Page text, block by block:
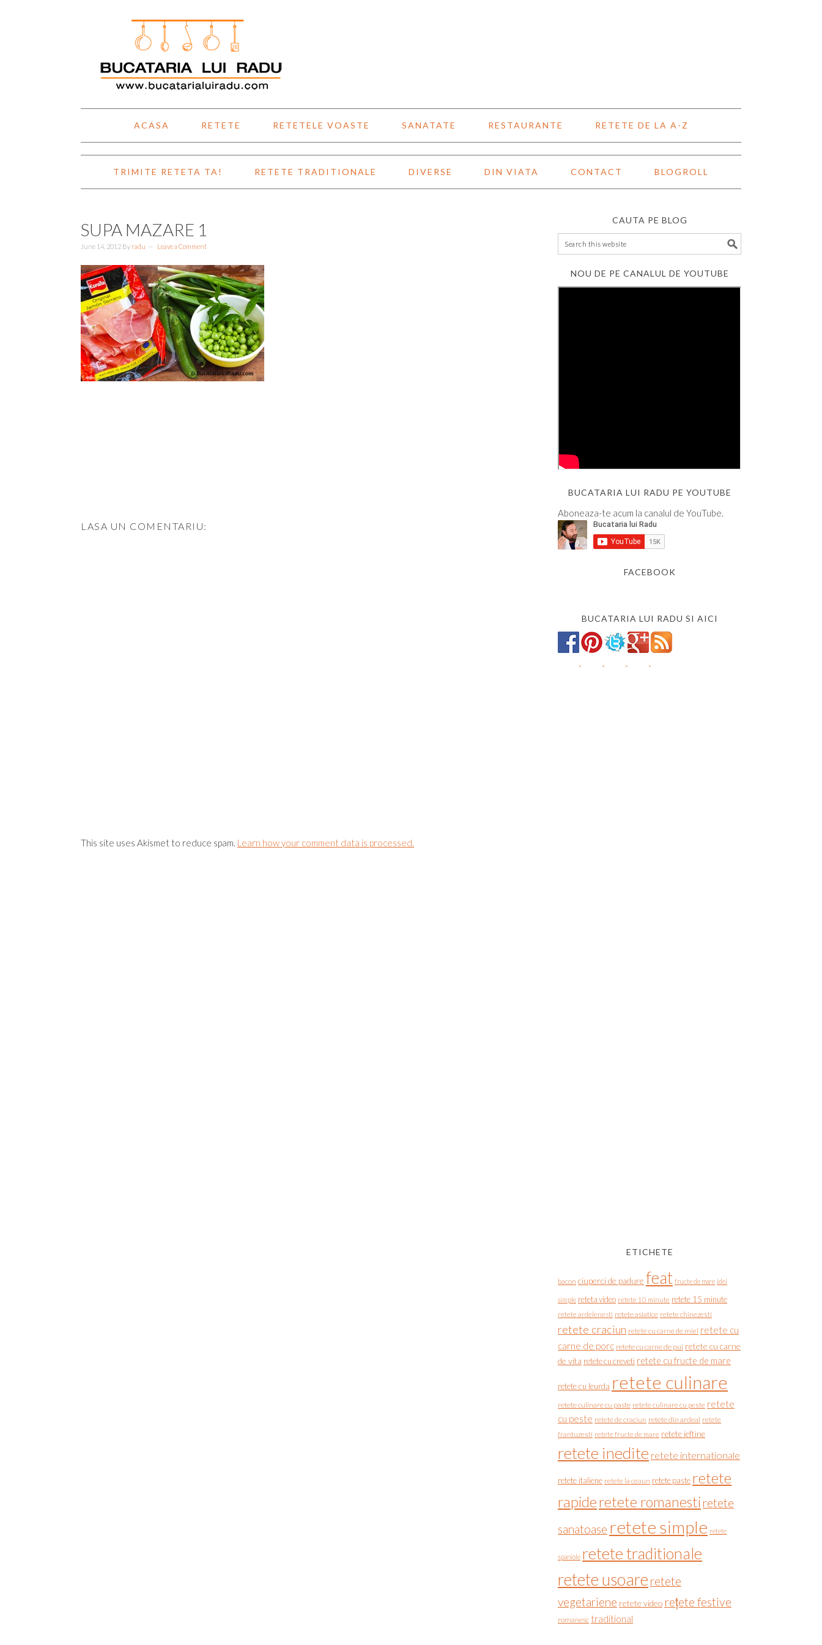
ACASA RETETE RETETELE VOASTE SANATATE RESTAURANTE RETETE DE LA A-Z
TRIMITE RETETA TA! RETETE TRADITIONALE DIVERSE DIN VIATA CONTACT BLOGROLL
SUPA MAZARE 1
June 14, 2012 By radu Leave a Comment
LASA UN COMENTARIU:
This site uses Akismet to reduce spam. Learn how your comment data is processed.
CAUTA PE BLOG
NOU DE PE CANALUL DE YOUTUBE
BUCATARIA LUI RADU PE YOUTUBE
Aboneaza-te acum la canalul de YouTube.
FACEBOOK
BUCATARIA LUI RADU SI AICI
ETICHETE
bacon ciuperci de padure feat fructe de mare idei
simple reteta video retete 10 minute retete 15 minute
retete ardelenesti retete asiatice retete chinezesti
retete craciun retete cu carne de miel retete cu
carne de porc retete cu carne de pui retete cu carne
de vita retete cu creveti retete cu fructe de mare
retete cu leurda retete culinare
retete culinare cu paste retete culinare cu peste retete
cu peste retete de craciun retete din ardeal retete
frantuzesti retete fructe de mare retete ieftine
retete inedite retete internationale
retete italiene retete la ceaun retete paste retete
rapideretete romanesti retete
sanatoase retete simple retete
spaniole retete traditionale
retete usoare retete
vegetariene retete video rețete festive
romanesc traditional